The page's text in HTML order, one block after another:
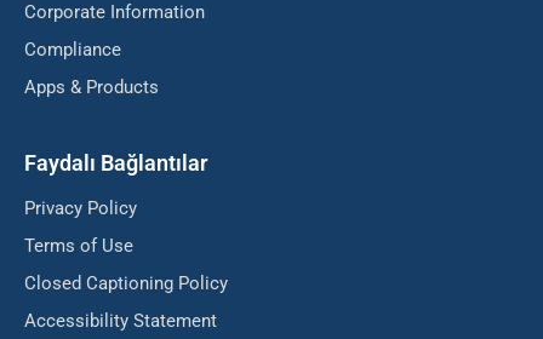
Corporate Information
Compliance
Apps & Products
Faydalı Bağlantılar
Privacy Policy
Terms of Use
Closed Captioning Policy
Accessibility Statement